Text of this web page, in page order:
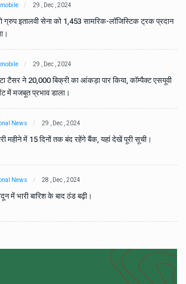
29 , Dec , 2024
ग्रुप इतालवी सेना को 1,453 सामरिक-लॉजिस्टिक ट्रक प्रदान
29 , Dec , 2024
टैसर ने 20,000 बिक्री का आंकड़ा पार किया, कॉम्पैक्ट एसयूवी
में मजबूत प्रभाव डाला।
News 29 , Dec , 2024
महीने में 15 दिनों तक बंद रहेंगे बैंक, यहां देखें पूरी सूची।
News 28 , Dec , 2024
में भारी बारिश के बाद ठंड बढ़ी।